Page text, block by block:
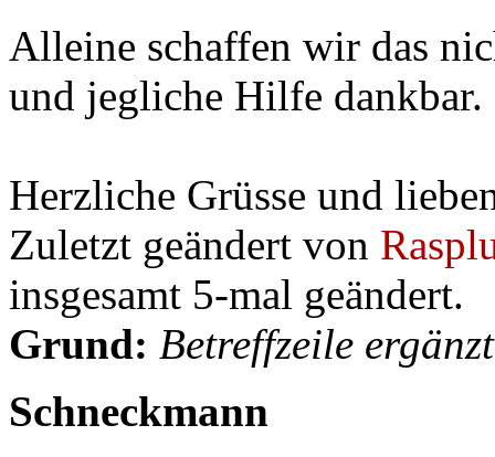
Alleine schaffen wir das
und jegliche Hilfe dankbar.
Herzliche Grüsse und
Zuletzt geändert von
insgesamt 5-mal geändert.
Grund: Betreffzeile ergänzt
Schneckmann